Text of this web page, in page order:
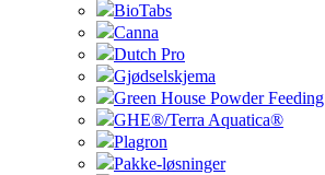
BioTabs
Canna
Dutch Pro
Gjødselskjema
Green House Powder Feeding
GHE®/Terra Aquatica®
Plagron
Pakke-løsninger